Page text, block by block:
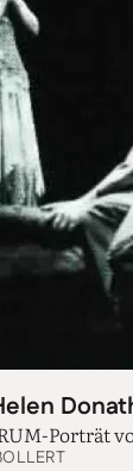
Porträt